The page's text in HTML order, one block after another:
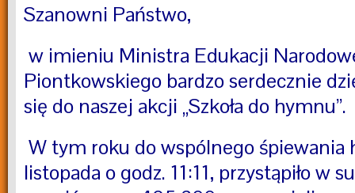
Szanowni Państwo,
w imieniu Ministra Edukacji
Piontkowskiego bardzo serdecznie
się do naszej akcji „Szkoła do hymnu”.
W tym roku do wspólnego śpiewania
listopada o godz. 11:11, przystąpiło w